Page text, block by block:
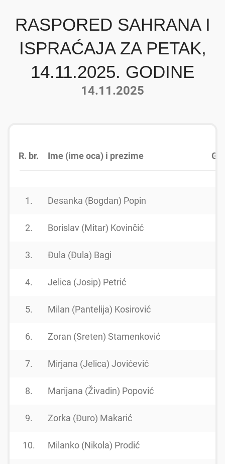
RASPORED SAHRANA I
ISPRAĆAJA ZA PETAK,
14.11.2025. GODINE
14.11.2025
R. br. Ime (ime oca) i prezime
1. Desanka (Bogdan) Popin
2. Borislav (Mitar) Kovinčić
3. Đula (Đula) Bagi
4. Jelica (Josip) Petrić
5. Milan (Pantelija) Kosirović
6. Zoran (Sreten) Stamenković
7. Mirjana (Jelica) Jovićević
8. Marijana (Živadin) Popović
9. Zorka (Đuro) Makarić
10. Milanko (Nikola) Prodić